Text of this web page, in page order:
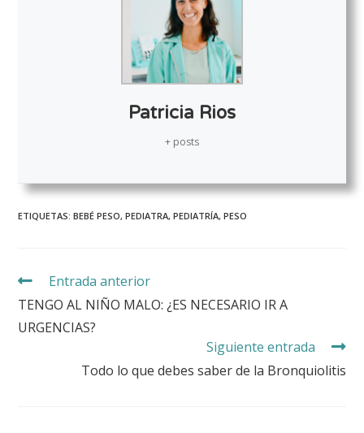
Patricia Rios
+ posts
ETIQUETAS:BEBÉ PESO, PEDIATRA, PEDIATRÍA, PESO
Entrada anterior
TENGO AL NIÑO MALO: ¿ES NECESARIO IR A
URGENCIAS?
Siguiente entrada
Todo lo que debes saber de la Bronquiolitis